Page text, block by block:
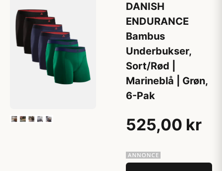
DANISH
ENDURANCE
Bambus
Underbukser,
Sort/Rød |
Marineblå | Grøn,
6-Pak
525,00 kr